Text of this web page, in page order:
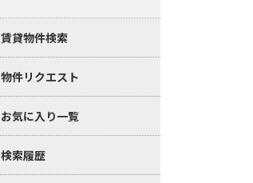
賃貸物件検索
物件リクエスト
お気に入り一覧
検索履歴